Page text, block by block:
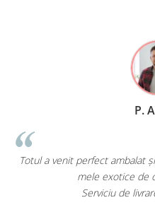
P.
Totul a venit perfect ambalat
mele exotice de
Serviciu de